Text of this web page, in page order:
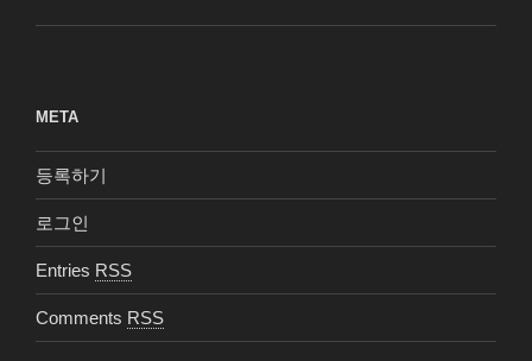
META
등록하기
로그인
Entries RSS
Comments RSS